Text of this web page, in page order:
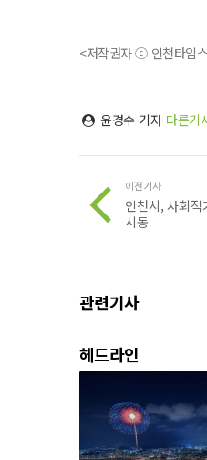
<저작권자 ⓒ 인천타임
윤경수 기자 다른기
이전기사
인천시, 사회적
시동
관련기사
헤드라인